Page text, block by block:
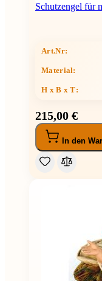
Schutzengel für
Art.Nr:
Material:
H x B x T:
215,00 €
In den